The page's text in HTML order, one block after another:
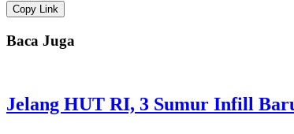
Copy Link
Baca Juga
Jelang HUT RI, 3 Sumur Infill